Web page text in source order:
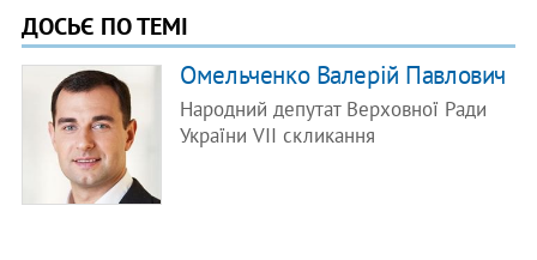
ДОСЬЄ ПО ТЕМІ
Омельченко Валерій Павлович
Народний депутат Верховної Ради
України VII скликання